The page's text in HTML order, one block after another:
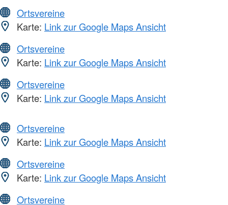
Ortsvereine
Karte: Link zur Google Maps Ansicht
Ortsvereine
Karte: Link zur Google Maps Ansicht
Ortsvereine
Karte: Link zur Google Maps Ansicht
Ortsvereine
Karte: Link zur Google Maps Ansicht
Ortsvereine
Karte: Link zur Google Maps Ansicht
Ortsvereine